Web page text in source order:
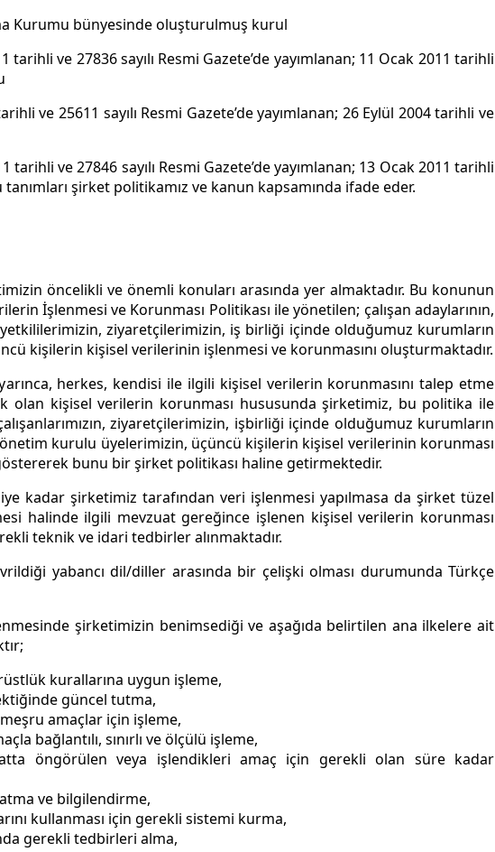
Kurumu bünyesinde oluşturulmuş kurul
ve 27836 sayılı Resmi Gazete’de yayımlanan; 11 Ocak 2011 tarihli
ve 25611 sayılı Resmi Gazete’de yayımlanan; 26 Eylül 2004 tarihli ve
ve 27846 sayılı Resmi Gazete’de yayımlanan; 13 Ocak 2011 tarihli
tanımları şirket politikamız ve kanun kapsamında ifade eder.
öncelikli ve önemli konuları arasında yer almaktadır. Bu konunun
İşlenmesi ve Korunması Politikası ile yönetilen; çalışan adaylarının,
yetkililerimizin, ziyaretçilerimizin, iş birliği içinde olduğumuz kurumların
kişilerin kişisel verilerinin işlenmesi ve korunmasını oluşturmaktadır.
herkes, kendisi ile ilgili kişisel verilerin korunmasını talep etme
olan kişisel verilerin korunması hususunda şirketimiz, bu politika ile
ziyaretçilerimizin, işbirliği içinde olduğumuz kurumların
kurulu üyelerimizin, üçüncü kişilerin kişisel verilerinin korunması
bunu bir şirket politikası haline getirmektedir.
kadar şirketimiz tarafından veri işlenmesi yapılmasa da şirket tüzel
halinde ilgili mevzuat gereğince işlenen kişisel verilerin korunması
teknik ve idari tedbirler alınmaktadır.
yabancı dil/diller arasında bir çelişki olması durumunda Türkçe
şirketimizin benimsediği ve aşağıda belirtilen ana ilkelere ait
kurallarına uygun işleme,
güncel tutma,
amaçlar için işleme,
bağlantılı, sınırlı ve ölçülü işleme,
öngörülen veya işlendikleri amaç için gerekli olan süre kadar
ve bilgilendirme,
kullanması için gerekli sistemi kurma,
gerekli tedbirleri alma,